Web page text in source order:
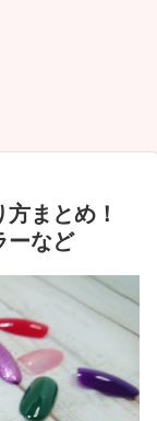
まとめ！
ーなど